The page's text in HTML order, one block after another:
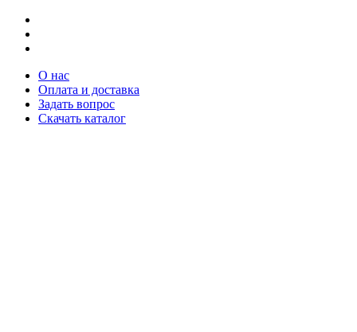
О нас
Оплата и доставка
Задать вопрос
Скачать каталог